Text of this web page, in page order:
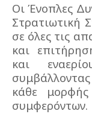
Οι Ένοπλες
Στρατιωτική
σε όλες τις
και
και
κάθε
συμφερόντων.